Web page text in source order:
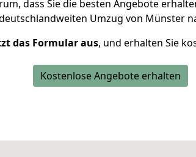
dass Sie die besten Angebote
Umzug von Münster
das Formular aus, und erhalten Sie
Kostenlose Angebote erhalten